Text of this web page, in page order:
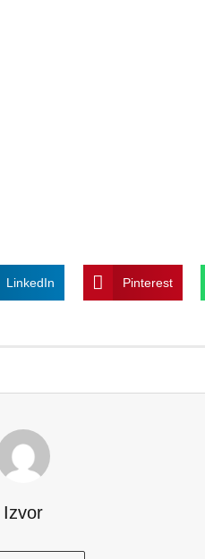
LinkedIn Pinterest
Izvor